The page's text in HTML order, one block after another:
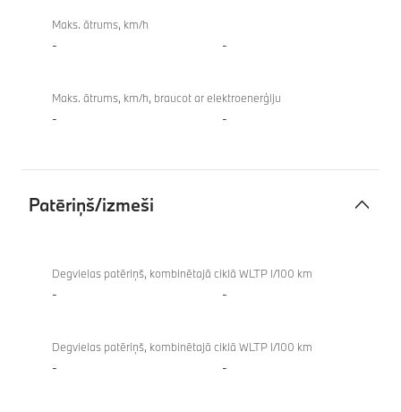
Maks. ātrums, km/h
- -
Maks. ātrums, km/h, braucot ar elektroenerģiju
- -
Patēriņš/izmeši
Degvielas patēriņš, kombinētajā ciklā WLTP l/100 km
- -
Degvielas patēriņš, kombinētajā ciklā WLTP l/100 km
- -